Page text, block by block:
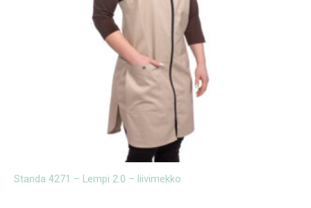
Standa 4271 – Lempi 2.0 – liivimekko